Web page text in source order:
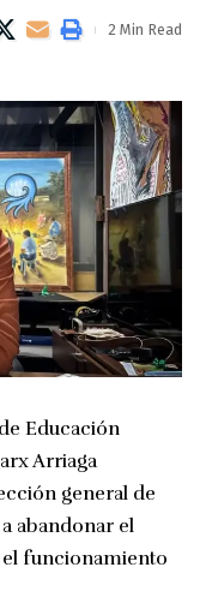
2 Min Read
Educación
Arriaga
general de
abandonar el
funcionamiento